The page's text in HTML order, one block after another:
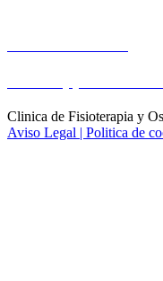
Clinica de Fisioterapia y
Aviso Legal | Politica de